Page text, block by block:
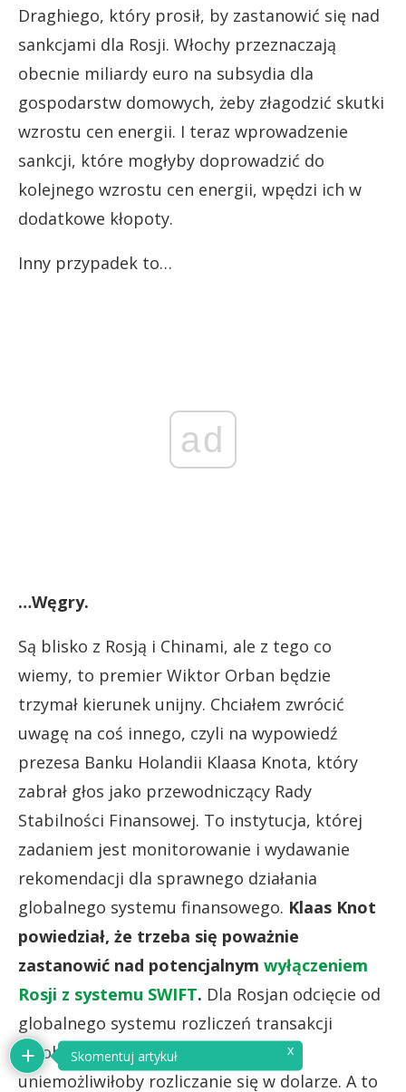
Draghiego, który prosił, by zastanowić się nad
sankcjami dla Rosji. Włochy przeznaczają
obecnie miliardy euro na subsydia dla
gospodarstw domowych, żeby złagodzić skutki
wzrostu cen energii. I teraz wprowadzenie
sankcji, które mogłyby doprowadzić do
kolejnego wzrostu cen energii, wpędzi ich w
dodatkowe kłopoty.
Inny przypadek to…
ad
…Węgry.
Są blisko z Rosją i Chinami, ale z tego co
wiemy, to premier Wiktor Orban będzie
trzymał kierunek unijny. Chciałem zwrócić
uwagę na coś innego, czyli na wypowiedź
prezesa Banku Holandii Klaasa Knota, który
zabrał głos jako przewodniczący Rady
Stabilności Finansowej. To instytucja, której
zadaniem jest monitorowanie i wydawanie
rekomendacji dla sprawnego działania
globalnego systemu finansowego. Klaas Knot
powiedział, że trzeba się poważnie
zastanowić nad potencjalnym wyłączeniem
Rosji z systemu SWIFT. Dla Rosjan odcięcie od
globalnego systemu rozliczeń transakcji
byłoby jak bomba atomowa, bo
uniemożliwiłoby rozliczanie się w dolarze. A to
Skomentuj artykuł x